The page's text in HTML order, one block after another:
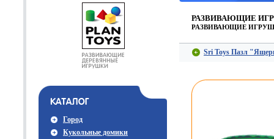
Город
Кукольные домики
РАЗВИВАЮЩИЕ
РАЗВИВАЮЩИЕ
Sri Toys Пазл